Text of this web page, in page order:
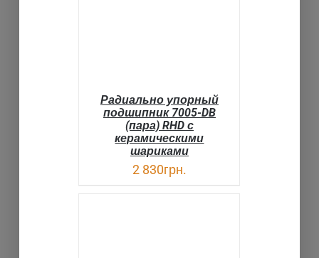
Радиально упорный
подшипник 7005-DB
(пара) RHD с
керамическими
шариками
2 830грн.